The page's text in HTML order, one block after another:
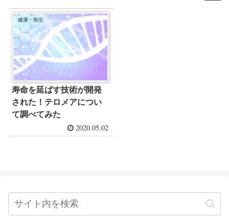
健康・衛生
寿命を延ばす技術が開発
された！テロメアについ
て調べてみた
2020.05.02